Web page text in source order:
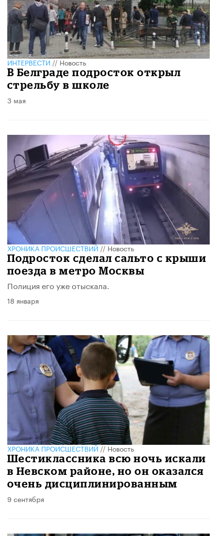
ИНТЕРВЕСТИ//Новость
В Белграде подросток открыл
стрельбу в школе
3 мая
ХРОНИКА ПРОИСШЕСТВИЙ//Новость
Подросток сделал сальто с крыши
поезда в метро Москвы
Полиция его уже отыскала.
18 января
ХРОНИКА ПРОИСШЕСТВИЙ//Новость
Шестиклассника всю ночь искали
в Невском районе, но он оказался
очень дисциплинированным
9 сентября